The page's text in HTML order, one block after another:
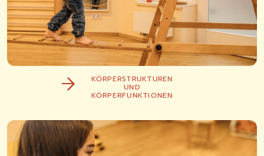
KÖRPERSTRUKTUREN
UND
KÖRPERFUNKTIONEN